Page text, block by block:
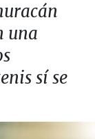
una
sí se